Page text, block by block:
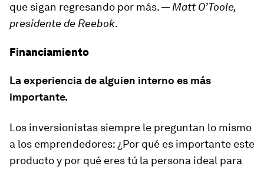
que sigan regresando por más. — Matt O’Toole,
presidente de Reebok.
Financiamiento
La experiencia de alguien interno es más
importante.
Los inversionistas siempre le preguntan lo mismo
a los emprendedores: ¿Por qué es importante este
producto y por qué eres tú la persona ideal para